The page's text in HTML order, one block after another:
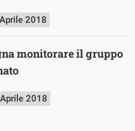
2018
monitorare il gruppo
2018